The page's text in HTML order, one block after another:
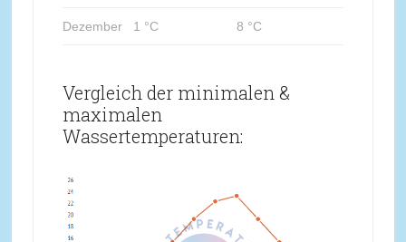
Dezember 1 °C 8 °C
Vergleich der minimalen &
maximalen
Wassertemperaturen: